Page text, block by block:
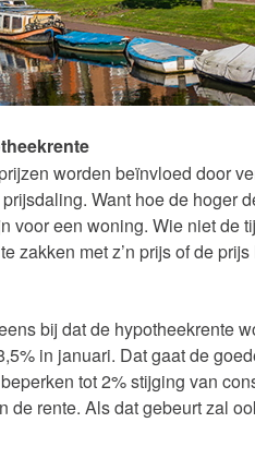
worden beïnvloed door
Want hoe de hoger
voor een woning. Wie niet de
zakken met z’n prijs of de prijs
bij dat de hypotheekrente
in januari. Dat gaat de
tot 2% stijging van
de rente. Als dat gebeurt zal